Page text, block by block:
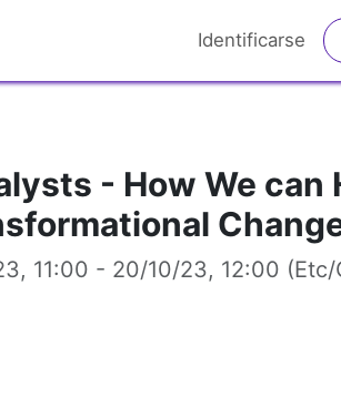
Identificarse
- How We can
11:00 - 20/10/23, 12:00 (Etc/